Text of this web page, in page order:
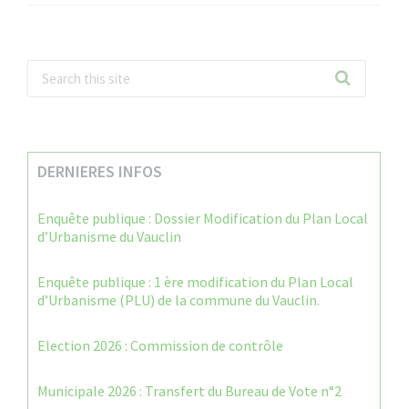
DERNIERES INFOS
Enquête publique : Dossier Modification du Plan Local
d’Urbanisme du Vauclin
Enquête publique : 1 ère modification du Plan Local
d’Urbanisme (PLU) de la commune du Vauclin.
Election 2026 : Commission de contrôle
Municipale 2026 : Transfert du Bureau de Vote n°2